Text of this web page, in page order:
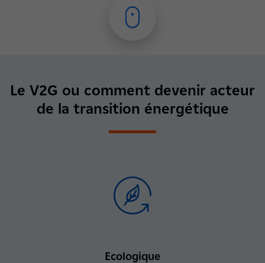
Le V2G ou comment devenir acteur
de la transition énergétique
Ecologique